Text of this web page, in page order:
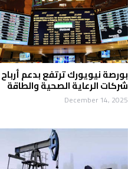
بورصة نيويورك ترتفع بدعم أرباح
شركات الرعاية الصحية والطاقة
December 14, 2025